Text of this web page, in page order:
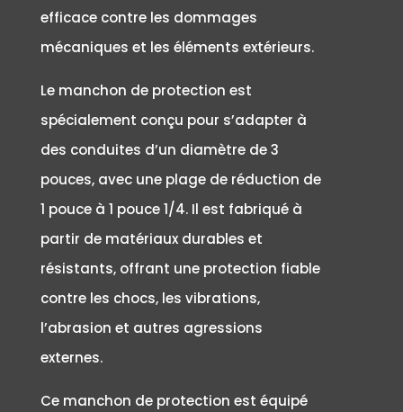
efficace contre les dommages
mécaniques et les éléments extérieurs.
Le manchon de protection est
spécialement conçu pour s’adapter à
des conduites d’un diamètre de 3
pouces, avec une plage de réduction de
1 pouce à 1 pouce 1/4. Il est fabriqué à
partir de matériaux durables et
résistants, offrant une protection fiable
contre les chocs, les vibrations,
l’abrasion et autres agressions
externes.
Ce manchon de protection est équipé